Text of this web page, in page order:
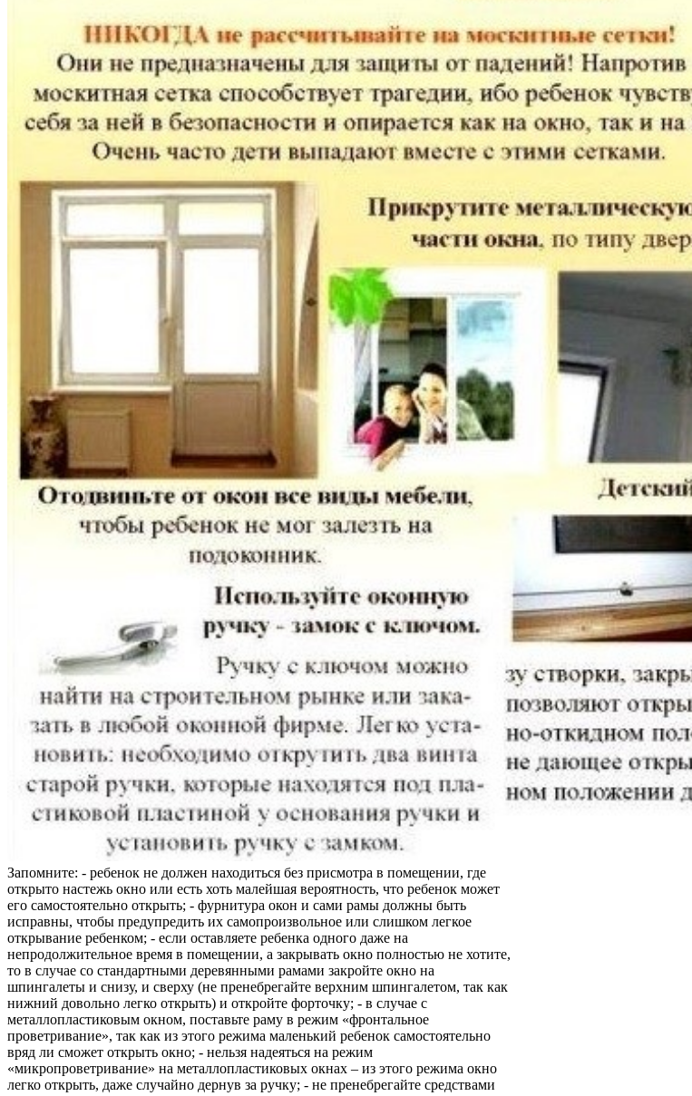
Запомните: - ребенок не должен находиться без присмотра в помещении, где
открыто настежь окно или есть хоть малейшая вероятность, что ребенок может
его самостоятельно открыть; - фурнитура окон и сами рамы должны быть
исправны, чтобы предупредить их самопроизвольное или слишком легкое
открывание ребенком; - если оставляете ребенка одного даже на
непродолжительное время в помещении, а закрывать окно полностью не хотите,
то в случае со стандартными деревянными рамами закройте окно на
шпингалеты и снизу, и сверху (не пренебрегайте верхним шпингалетом, так как
нижний довольно легко открыть) и откройте форточку; - в случае с
металлопластиковым окном, поставьте раму в режим «фронтальное
проветривание», так как из этого режима маленький ребенок самостоятельно
вряд ли сможет открыть окно; - нельзя надеяться на режим
«микропроветривание» на металлопластиковых окнах – из этого режима окно
легко открыть, даже случайно дернув за ручку; - не пренебрегайте средствами